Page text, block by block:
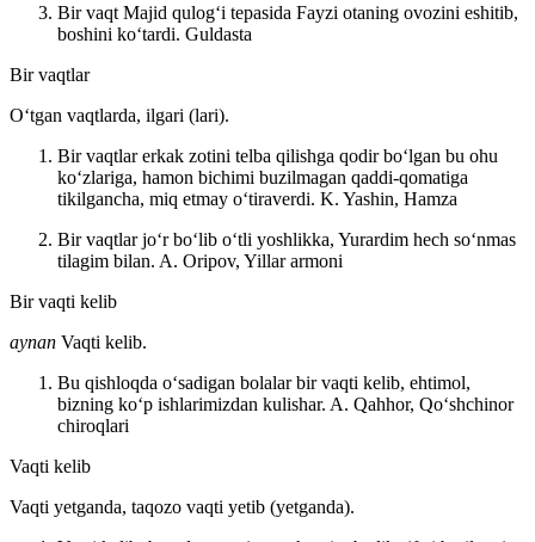
Bir vaqt Majid qulogʻi tepasida Fayzi otaning ovozini eshitib,
boshini koʻtardi. Guldasta
Bir vaqtlar
Oʻtgan vaqtlarda, ilgari (lari).
Bir vaqtlar erkak zotini telba qilishga qodir boʻlgan bu ohu
koʻzlariga, hamon bichimi buzilmagan qaddi-qomatiga
tikilgancha, miq etmay oʻtiraverdi. K. Yashin, Hamza
Bir vaqtlar joʻr boʻlib oʻtli yoshlikka, Yurardim hech soʻnmas
tilagim bilan. A. Oripov, Yillar armoni
Bir vaqti kelib
aynan Vaqti kelib.
Bu qishloqda oʻsadigan bolalar bir vaqti kelib, ehtimol,
bizning koʻp ishlarimizdan kulishar. A. Qahhor, Qoʻshchinor
chiroqlari
Vaqti kelib
Vaqti yetganda, taqozo vaqti yetib (yetganda).